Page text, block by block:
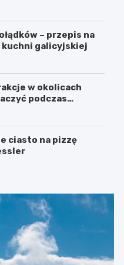
– przepis na
galicyjskiej
w okolicach
podczas
ciasto na pizzę